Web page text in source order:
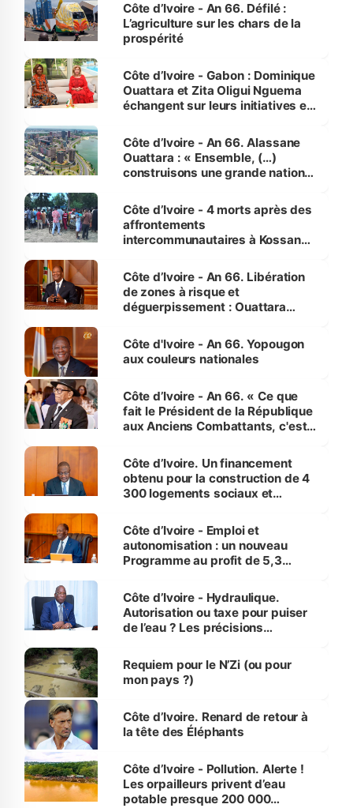
Côte d’Ivoire - An 66. Défilé :
L’agriculture sur les chars de la
prospérité
Côte d’Ivoire - Gabon : Dominique
Ouattara et Zita Oligui Nguema
échangent sur leurs initiatives en
enfants
Côte d’Ivoire - An 66. Alassane
Ouattara : « Ensemble, (…)
construisons une grande nation
générations futures »
Côte d’Ivoire - 4 morts après des
affrontements
intercommunautaires à Kossandji
milieu des sinistrés
Côte d’Ivoire - An 66. Libération
de zones à risque et
déguerpissement : Ouattara
l'Etat de droit pour préserver les
vies humaines »
Côte d'Ivoire - An 66. Yopougon
aux couleurs nationales
Côte d’Ivoire - An 66. « Ce que
fait le Président de la République
aux Anciens Combattants, c'est
Côte d’Ivoire. Un financement
obtenu pour la construction de 4
300 logements sociaux et
et Yamoussoukro
Côte d’Ivoire - Emploi et
autonomisation : un nouveau
Programme au profit de 5,3
Côte d’Ivoire - Hydraulique.
Autorisation ou taxe pour puiser
de l’eau ? Les précisions
Requiem pour le N’Zi (ou pour
mon pays ?)
Côte d’Ivoire. Renard de retour à
la tête des Éléphants
Côte d’Ivoire - Pollution. Alerte !
Les orpailleurs privent d’eau
potable presque 200 000